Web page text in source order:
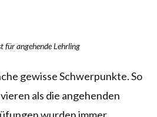
für angehende Lehrling
gewisse Schwerpunkte. So
als die angehenden